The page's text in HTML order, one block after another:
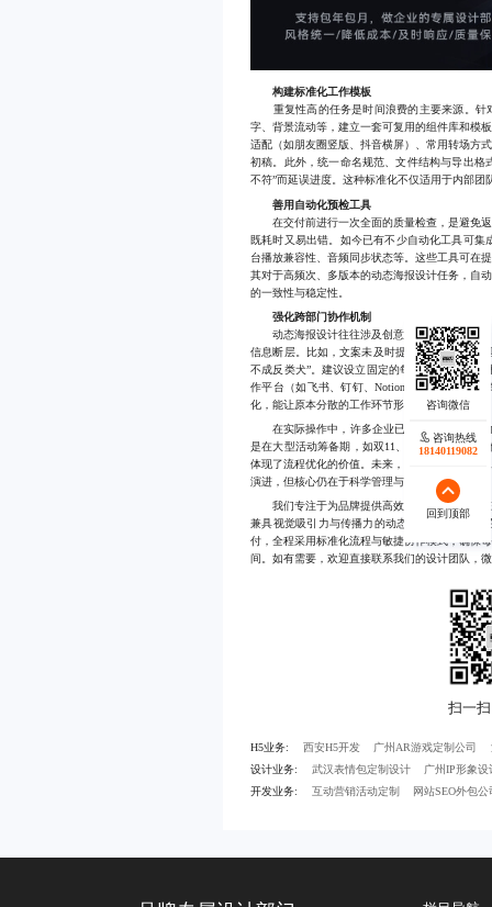
构建标准化工作模板
重复性高的任务是时间浪费的主要来源。针
字、背景流动等，建立一套可复用的组件库和模
适配（如朋友圈竖版、抖音横屏）、常用转场方
初稿。此外，统一命名规范、文件结构与导出格
不符”而延误进度。这种标准化不仅适用于内部
善用自动化预检工具
在交付前进行一次全面的质量检查，是避免返
既耗时又易出错。如今已有不少自动化工具可
台播放兼容性、音频同步状态等。这些工具可在
其对于高频次、多版本的动态海报设计任务，自
的一致性与稳定性。
强化跨部门协作机制
动态海报设计往往涉及创意、技术、运营等多
信息断层。比如，文案未及时提供导致动画无法
不成反类犬”。建议设立固定的每日站会或周例
作平台（如飞书、钉钉、Notion）集中管理所
化，能让原本分散的工作环节形成合力，推动项
在实际操作中，许多企业已通过上述策略成功
是在大型活动筹备期，如双11、618等节点，能
体现了流程优化的价值。未来，随着AI辅助设计
演进，但核心仍在于科学管理与团队执行力。
我们专注于为品牌提供高效率、高品质的动态
兼具视觉吸引力与传播力的动态内容，助力企
付，全程采用标准化流程与敏捷协作模式，确保
间。如有需要，欢迎直接联系我们的设计团队，微
H5业务: 西安H5开发 广州AR游戏定制公司
设计业务:
武汉表情包定制设计
广州IP形象设
开发业务:
互动营销活动定制 网站SEO外包公
咨询热线
18140119082
回到顶部
咨询热线
18140119082
回到顶部